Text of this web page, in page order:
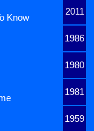
2011
Know
1986
1980
1981
1959